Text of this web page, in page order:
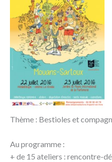
Thème : Bestioles et
Au programme :
+ de 15 ateliers : rencontre-